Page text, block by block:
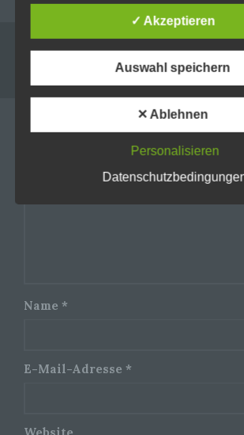
Leave a reply
Your email address will not be
fields are marked *
*
Name *
E-Mail-Adresse *
„betroffene Person") beziehen.
wird eine natürliche Person
oder indirekt, insbesondere
einer Kennung wie einem Namen,
Kennnummer, zu Standortdaten,
Kennung oder zu einem oder
besonderen Merkmalen, die
psychischen, wirtschaftlichen,
sozialen Identität dieser
identifiziert werden kann.
Verarbeitung ist jeder mit oder
automatisierter Verfahren
Organisation, das Ordnen, die
✓ Akzeptieren
Auswahl speichern
✕ Ablehnen
Personalisieren